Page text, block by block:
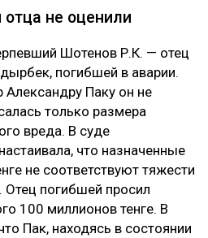
отца не оценили
Шотенов Р.К. — отец
погибшей в аварии.
Александру Паку он не
только размера
вреда. В суде
что назначенные
не соответствуют тяжести
Отец погибшей просил
100 миллионов тенге. В
Пак, находясь в состоянии